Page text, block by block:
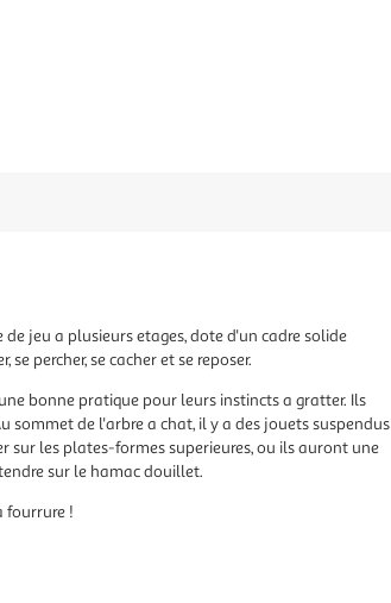
jeu a plusieurs etages, dote d'un cadre solide
percher, se cacher et se reposer.
bonne pratique pour leurs instincts a gratter. Ils
de l'arbre a chat, il y a des jouets suspendus
sur les plates-formes superieures, ou ils auront une
sur le hamac douillet.
fourrure !